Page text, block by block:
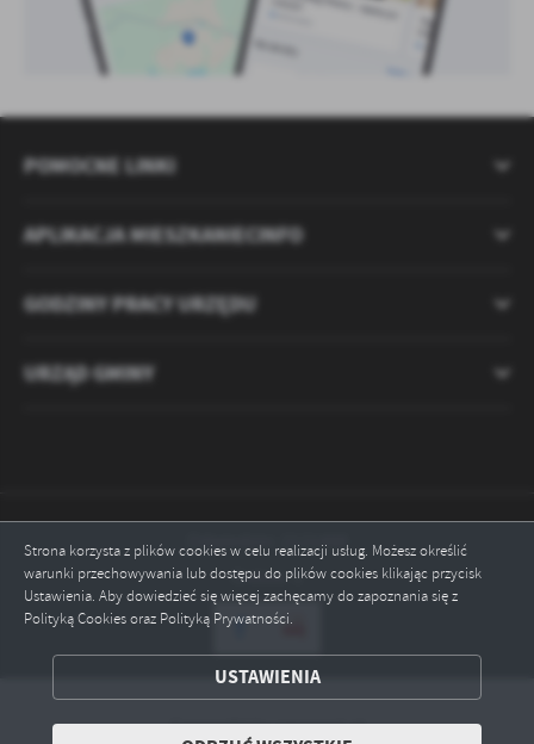
Strona korzysta z plików cookies w celu realizacji usług. Możesz określić
warunki przechowywania lub dostępu do plików cookies klikając przycisk
Ustawienia. Aby dowiedzieć się więcej zachęcamy do zapoznania się z
Polityką Cookies oraz Polityką Prywatności.
USTAWIENIA
ZAPISZ WYBRANE
ODRZUĆ WSZYSTKIE
POMOCNE LINKI
APLIKACJA MIESZKANIECINFO
GODZINY PRACY URZĘDU
URZĄD GMINY
Odwiedzin: 2121498
Online: 1
Copyright by ryczywol.pl